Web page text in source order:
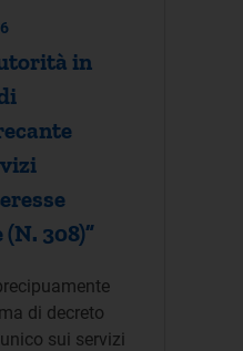
in
308)”
di decreto
sui servizi